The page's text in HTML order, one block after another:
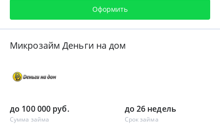
Оформить
Микрозайм Деньги на дом
до 100 000 руб.
Сумма займа
до 26 недель
Срок займа